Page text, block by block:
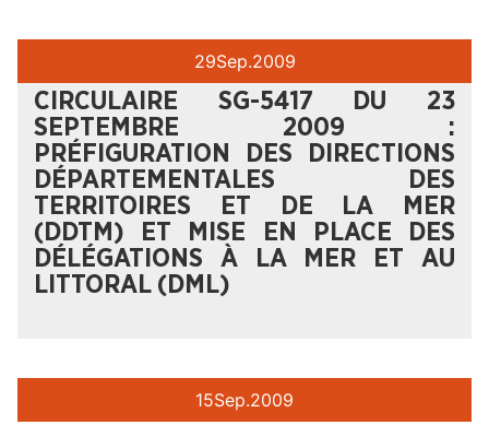
29Sep.2009
CIRCULAIRE SG-5417 DU 23
SEPTEMBRE 2009 :
PRÉFIGURATION DES DIRECTIONS
DÉPARTEMENTALES DES
TERRITOIRES ET DE LA MER
(DDTM) ET MISE EN PLACE DES
DÉLÉGATIONS À LA MER ET AU
LITTORAL (DML)
15Sep.2009